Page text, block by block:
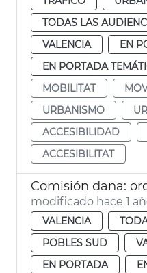
TODAS LAS
VALENCIA
EN
EN PORTADA
MOBILITAT
URBANISMO
ACCESIBILIDAD
ACCESIBILITAT
modificado hace 1
VALENCIA
POBLES SUD
EN PORTADA